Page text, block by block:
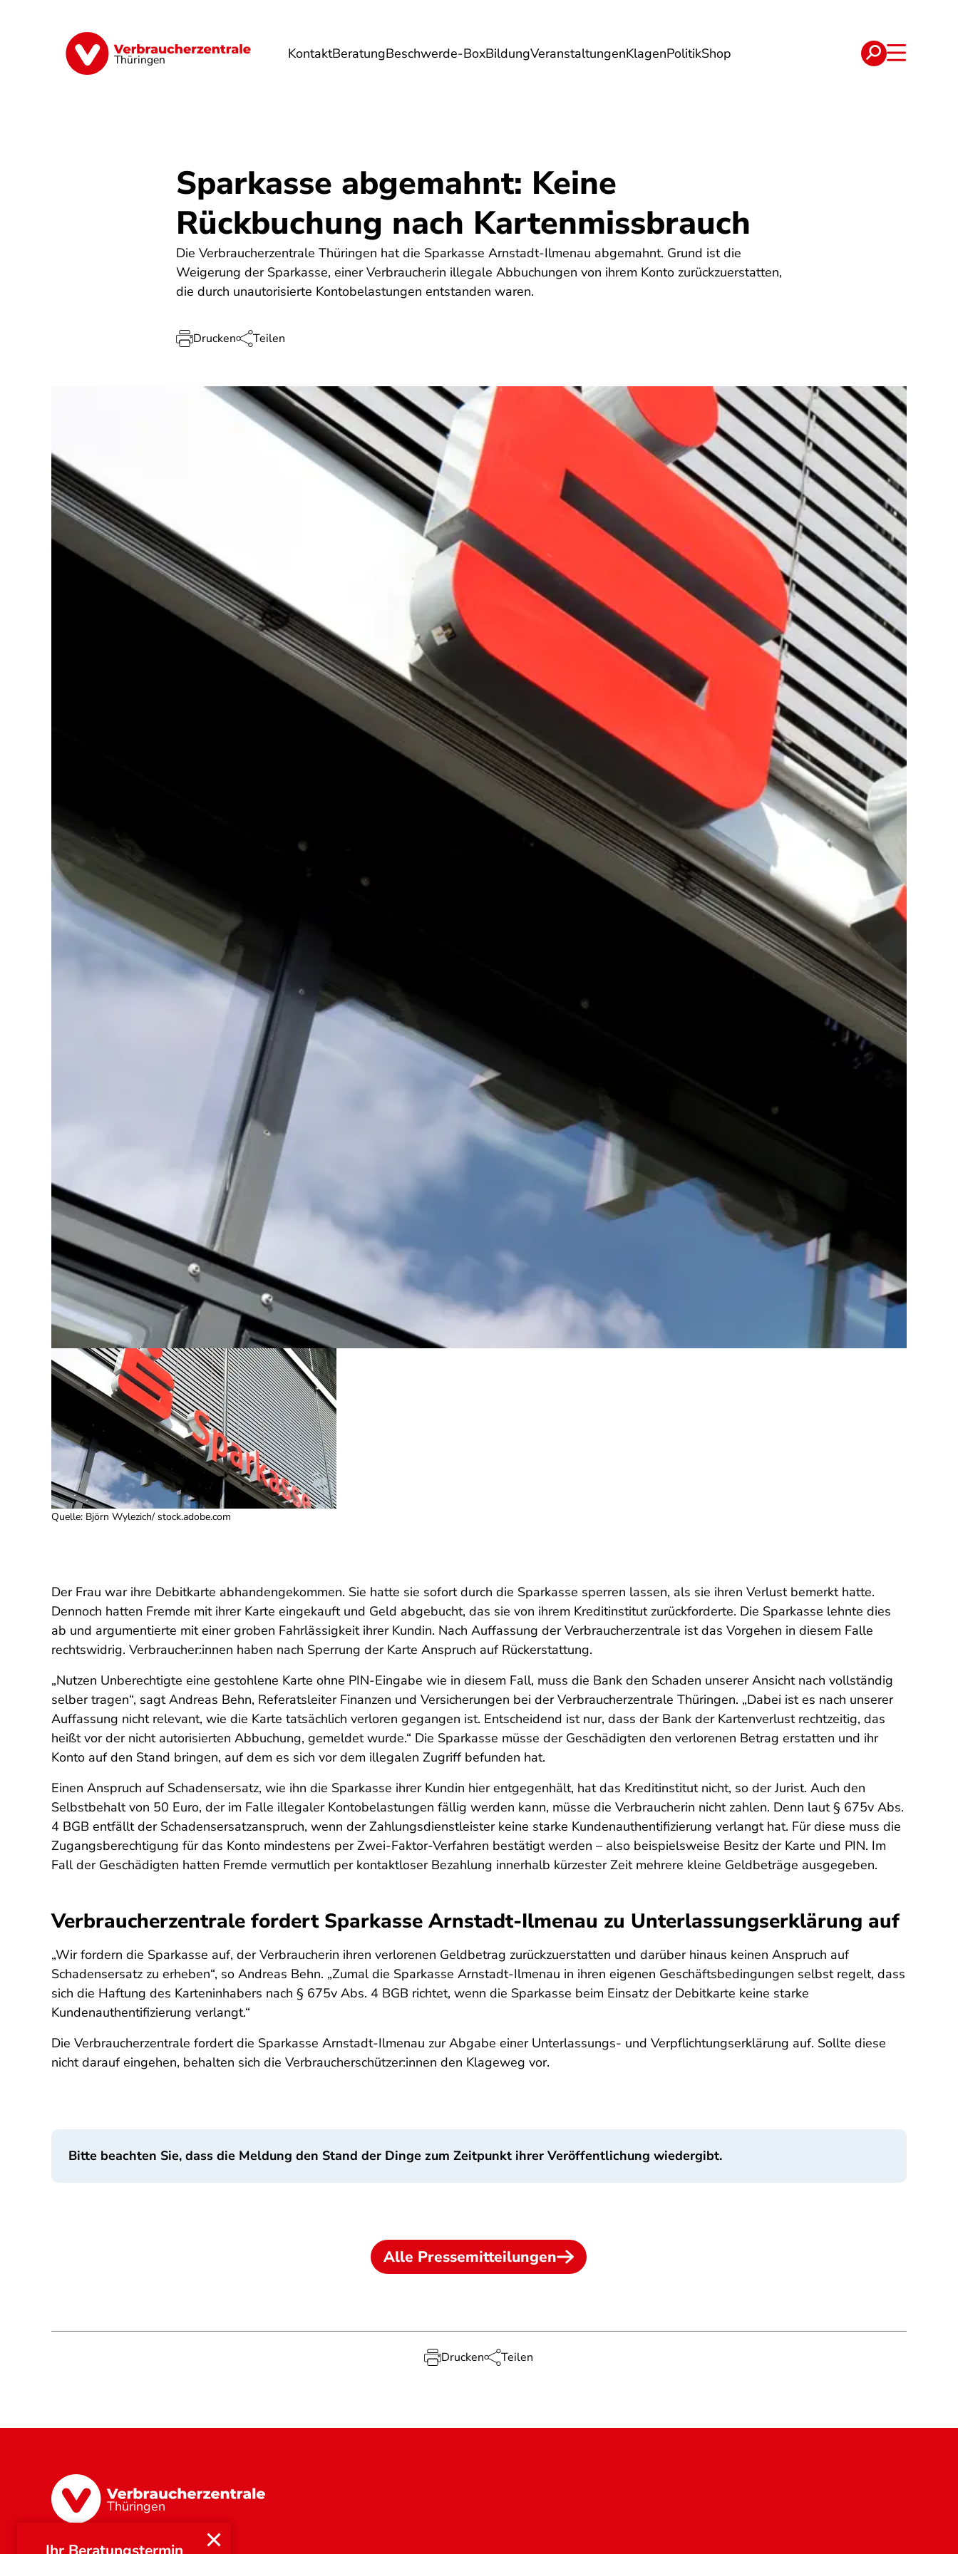
Thüringen KontaktBeratungBeschwerde-BoxBildungVeranstaltungenKlagenPolitikShop
Finanzen Digitales Lebensmittel Umwelt Gesundheit Energie Reise Verträge
Sparkasse abgemahnt: Keine
Rückbuchung nach Kartenmissbrauch
Die Verbraucherzentrale Thüringen hat die Sparkasse Arnstadt-Ilmenau abgemahnt. Grund ist die
Weigerung der Sparkasse, einer Verbraucherin illegale Abbuchungen von ihrem Konto zurückzuerstatten,
die durch unautorisierte Kontobelastungen entstanden waren.
Drucken Teilen
Quelle: Björn Wylezich/ stock.adobe.com
Der Frau war ihre Debitkarte abhandengekommen. Sie hatte sie sofort durch die Sparkasse sperren lassen, als sie ihren Verlust bemerkt hatte.
Dennoch hatten Fremde mit ihrer Karte eingekauft und Geld abgebucht, das sie von ihrem Kreditinstitut zurückforderte. Die Sparkasse lehnte dies
ab und argumentierte mit einer groben Fahrlässigkeit ihrer Kundin. Nach Auffassung der Verbraucherzentrale ist das Vorgehen in diesem Falle
rechtswidrig. Verbraucher:innen haben nach Sperrung der Karte Anspruch auf Rückerstattung.
„Nutzen Unberechtigte eine gestohlene Karte ohne PIN-Eingabe wie in diesem Fall, muss die Bank den Schaden unserer Ansicht nach vollständig
selber tragen“, sagt Andreas Behn, Referatsleiter Finanzen und Versicherungen bei der Verbraucherzentrale Thüringen. „Dabei ist es nach unserer
Auffassung nicht relevant, wie die Karte tatsächlich verloren gegangen ist. Entscheidend ist nur, dass der Bank der Kartenverlust rechtzeitig, das
heißt vor der nicht autorisierten Abbuchung, gemeldet wurde.“ Die Sparkasse müsse der Geschädigten den verlorenen Betrag erstatten und ihr
Konto auf den Stand bringen, auf dem es sich vor dem illegalen Zugriff befunden hat.
Einen Anspruch auf Schadensersatz, wie ihn die Sparkasse ihrer Kundin hier entgegenhält, hat das Kreditinstitut nicht, so der Jurist. Auch den
Selbstbehalt von 50 Euro, der im Falle illegaler Kontobelastungen fällig werden kann, müsse die Verbraucherin nicht zahlen. Denn laut § 675v Abs.
4 BGB entfällt der Schadensersatzanspruch, wenn der Zahlungsdienstleister keine starke Kundenauthentifizierung verlangt hat. Für diese muss die
Zugangsberechtigung für das Konto mindestens per Zwei-Faktor-Verfahren bestätigt werden – also beispielsweise Besitz der Karte und PIN. Im
Fall der Geschädigten hatten Fremde vermutlich per kontaktloser Bezahlung innerhalb kürzester Zeit mehrere kleine Geldbeträge ausgegeben.
Verbraucherzentrale fordert Sparkasse Arnstadt-Ilmenau zu Unterlassungserklärung auf
„Wir fordern die Sparkasse auf, der Verbraucherin ihren verlorenen Geldbetrag zurückzuerstatten und darüber hinaus keinen Anspruch auf
Schadensersatz zu erheben“, so Andreas Behn. „Zumal die Sparkasse Arnstadt-Ilmenau in ihren eigenen Geschäftsbedingungen selbst regelt, dass
sich die Haftung des Karteninhabers nach § 675v Abs. 4 BGB richtet, wenn die Sparkasse beim Einsatz der Debitkarte keine starke
Kundenauthentifizierung verlangt.“
Die Verbraucherzentrale fordert die Sparkasse Arnstadt-Ilmenau zur Abgabe einer Unterlassungs- und Verpflichtungserklärung auf. Sollte diese
nicht darauf eingehen, behalten sich die Verbraucherschützer:innen den Klageweg vor.
Bitte beachten Sie, dass die Meldung den Stand der Dinge zum Zeitpunkt ihrer Veröffentlichung wiedergibt.
Alle Pressemitteilungen
Drucken Teilen
Thüringen